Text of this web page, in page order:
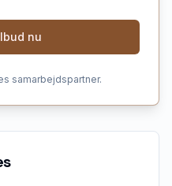
nu
samarbejdspartner.